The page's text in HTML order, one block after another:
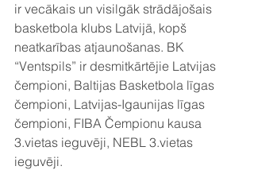
ir vecākais un visilgāk strādājošais
basketbola klubs Latvijā, kopš
neatkarības atjaunošanas. BK
“Ventspils” ir desmitkārtējie Latvijas
čempioni, Baltijas Basketbola līgas
čempioni, Latvijas-Igaunijas līgas
čempioni, FIBA Čempionu kausa
3.vietas ieguvēji, NEBL 3.vietas
ieguvēji.